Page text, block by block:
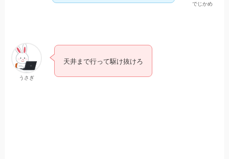
でじかめ
うさぎ
天井まで行って駆け抜けろ